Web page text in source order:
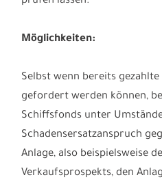
Weiteres zahlen, sondern
prüfen lassen.
Möglichkeiten:
Selbst wenn bereits gezahlte
gefordert werden können,
Schiffsfonds unter
Schadensersatzanspruch